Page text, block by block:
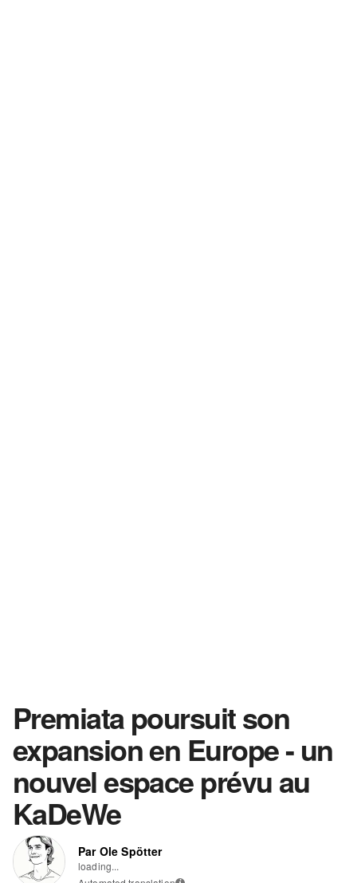
Premiata poursuit son
expansion en Europe - un
nouvel espace prévu au
KaDeWe
Par Ole Spötter
loading...